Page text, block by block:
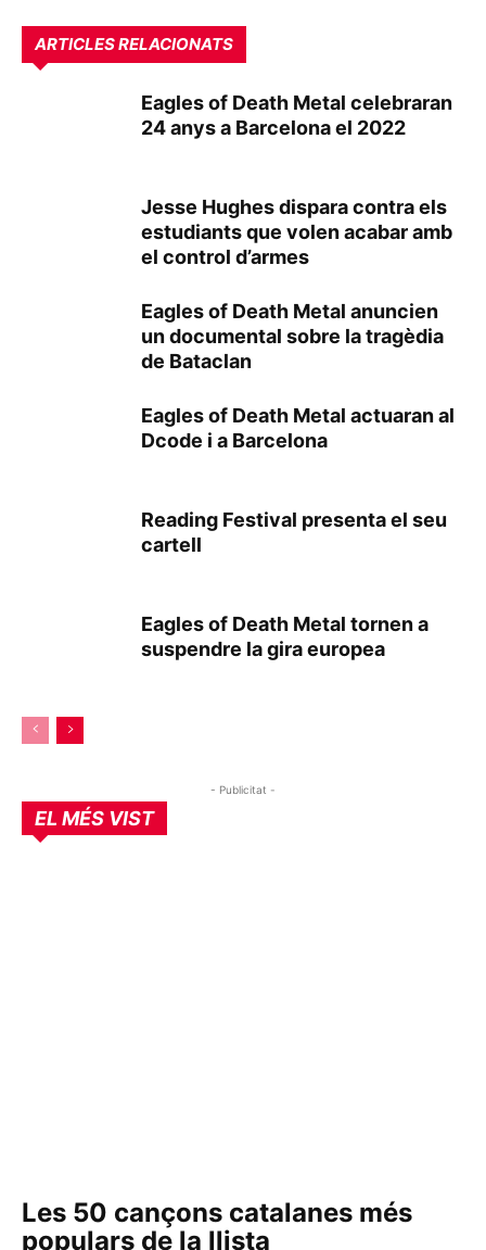
ARTICLES RELACIONATS
Eagles of Death Metal celebraran
24 anys a Barcelona el 2022
Jesse Hughes dispara contra els
estudiants que volen acabar amb
el control d’armes
Eagles of Death Metal anuncien
un documental sobre la tragèdia
de Bataclan
Eagles of Death Metal actuaran al
Dcode i a Barcelona
Reading Festival presenta el seu
cartell
Eagles of Death Metal tornen a
suspendre la gira europea
- Publicitat -
EL MÉS VIST
Les 50 cançons catalanes més
populars de la llista